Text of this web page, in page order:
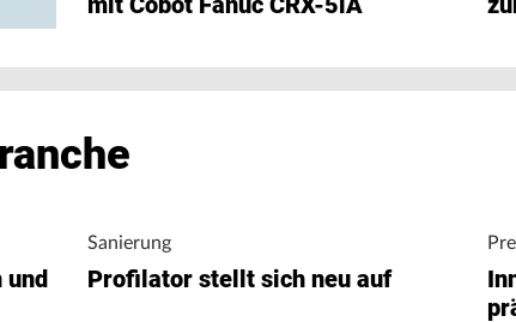
und
Sanierung
Profilator stellt sich neu auf